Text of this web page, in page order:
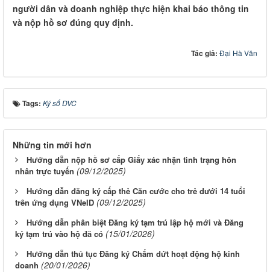
người dân và doanh nghiệp thực hiện khai báo thông tin
và nộp hồ sơ đúng quy định.
Tác giả: Đại Hà Văn
Tags: Ký số DVC
Những tin mới hơn
Hướng dẫn nộp hồ sơ cấp Giấy xác nhận tình trạng hôn
nhân trực tuyến (09/12/2025)
Hướng dẫn đăng ký cấp thẻ Căn cước cho trẻ dưới 14 tuổi
trên ứng dụng VNeID (09/12/2025)
Hướng dẫn phân biệt Đăng ký tạm trú lập hộ mới và Đăng
ký tạm trú vào hộ đã có (15/01/2026)
Hướng dẫn thủ tục Đăng ký Chấm dứt hoạt động hộ kinh
doanh (20/01/2026)